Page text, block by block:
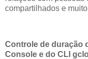
compartilhados e muito
Controle de duração
Console e do CLI